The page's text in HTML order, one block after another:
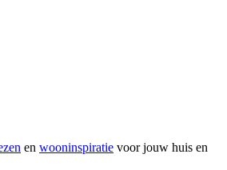
en wooninspiratie voor jouw huis en